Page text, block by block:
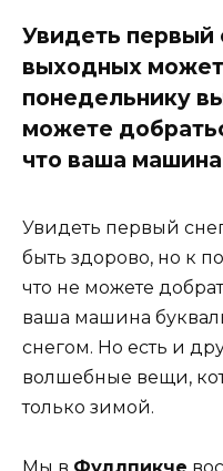
Увидеть первый
выходных
понедельнику
можете
что ваша
Увидеть первый
быть здорово, но к
что не можете
ваша машина
снегом. Но есть и
волшебные вещи,
только зимой.